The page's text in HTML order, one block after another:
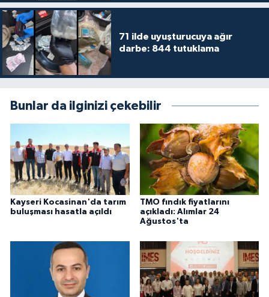
71 ilde uyuşturucuya ağır
darbe: 844 tutuklama
Bunlar da ilginizi çekebilir
Kayseri Kocasinan'da tarım
buluşması hasatla açıldı
TMO fındık fiyatlarını
açıkladı: Alımlar 24
Ağustos'ta